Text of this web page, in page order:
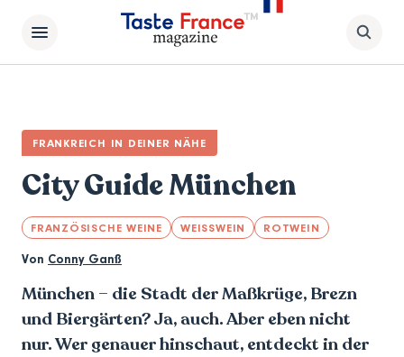
FRANKREICH IN DEINER NÄHE
City Guide München
FRANZÖSISCHE WEINE WEISSWEIN ROTWEIN
Von Conny Ganß
München – die Stadt der Maßkrüge, Brezn
und Biergärten? Ja, auch. Aber eben nicht
nur. Wer genauer hinschaut, entdeckt in der